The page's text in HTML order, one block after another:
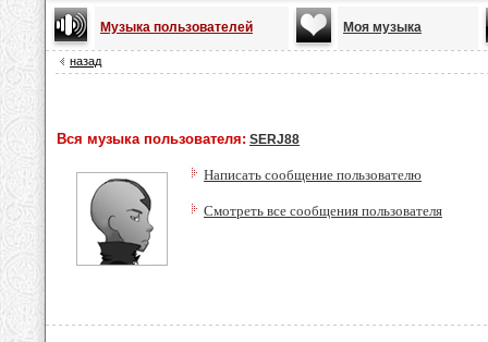
Музыка пользователей Моя музыка
назад
Вся музыка пользователя: SERJ88
Написать сообщение пользователю
Смотреть все сообщения пользователя